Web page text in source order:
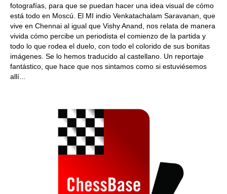
fotografías, para que se puedan hacer una idea visual de cómo
está todo en Moscú. El MI indio Venkatachalam Saravanan, que
vive en Chennai al igual que Vishy Anand, nos relata de manera
vivida cómo percibe un periodista el comienzo de la partida y
todo lo que rodea el duelo, con todo el colorido de sus bonitas
imágenes. Se lo hemos traducido al castellano. Un reportaje
fantástico, que hace que nos sintamos como si estuviésemos
allí...